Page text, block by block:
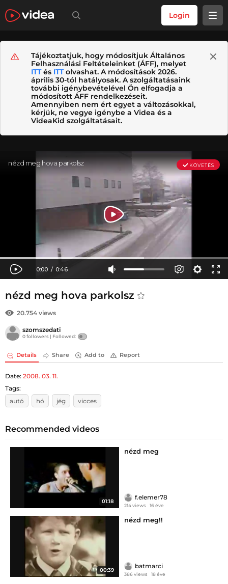
Login
Tájékoztatjuk, hogy módosítjuk Általános
Felhasználási Feltételeinket (ÁFF), melyet
ITTés ITTolvashat. A módosítások 2026.
április 30-tól hatályosak. A szolgáltatásaink
további igénybevételével Ön elfogadja a
módosított ÁFF rendelkezéseit.
Amennyiben nem ért egyet a változásokkal,
kérjük, ne vegye igénybe a Videa és a
VideaKid szolgáltatásait.
nézd meg hova parkolsz
20.754 views
szomszedati
0 followers | Followed:
Details Share Add to Report
Date: 2008. 03. 11.
Tags:
autó
hó jég vicces
Recommended videos
01:18
nézd meg
f.elemer78
214 views 16 éve
00:39
nézd meg!!
batmarci
386 views 18 éve